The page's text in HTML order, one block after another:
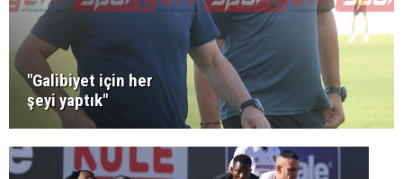
"Galibiyet için her
şeyi yaptık"